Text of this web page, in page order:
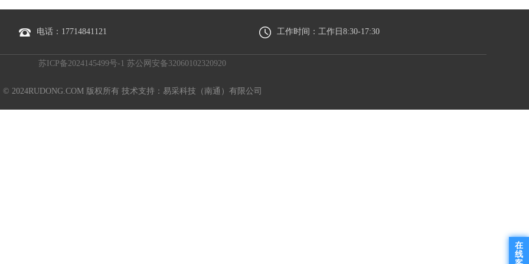
电话：17714841121 工作时间：工作日8:30-17:30
苏ICP备2024145499号-1 苏公网安备32060102320920
© 2024RUDONG.COM 版权所有 技术支持：易采科技（南通）有限公司
在
线